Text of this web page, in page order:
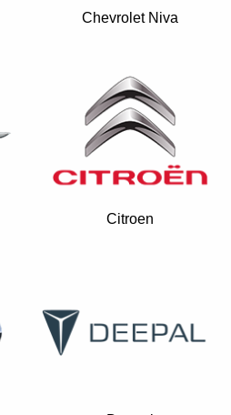
Chevrolet Niva
Citroen